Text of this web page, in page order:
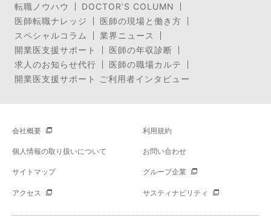
転職ノウハウ
DOCTOR’S COLUMN
医師転職ナレッジ
医師の現場と働き方
スペシャルコラム
業界ニュース
開業医支援サポート
医師の年収診断
求人のお知らせ代行
医師の職場カルテ
開業医支援サポート ご利用者インタビュー
会社概要 利用規約
個人情報の取り扱いについて お問い合わせ
サイトマップ グループ企業
アクセス サスティナビリティ